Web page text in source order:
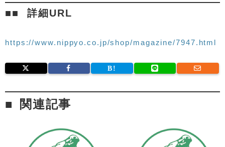
詳細URL
https://www.nippyo.co.jp/shop/magazine/7947.html
関連記事